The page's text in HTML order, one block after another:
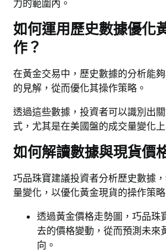
力的範圍內。
如何運用歷史數據優化
作？
在黃金交易中，歷史數據的分析能
的見解，從而優化其操作策略。
透過這些數據，投資者可以識別出
式，尤其是在美國盤的成交量變化上
如何解讀數據與現貨價
巧品珠寶建議投資者分析歷史數據
量變化，以優化黃金現貨的操作策略
透過黃金價格走勢圖，巧品珠
去的價格變動，從而預測未來
向。